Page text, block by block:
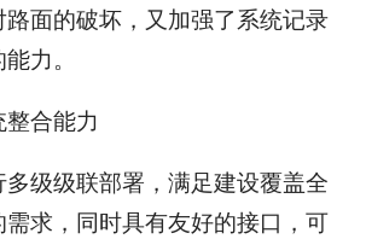
面的破坏，又加强了系统记录
力。
合能力
级级联部署，满足建设覆盖全
求，同时具有友好的接口，可